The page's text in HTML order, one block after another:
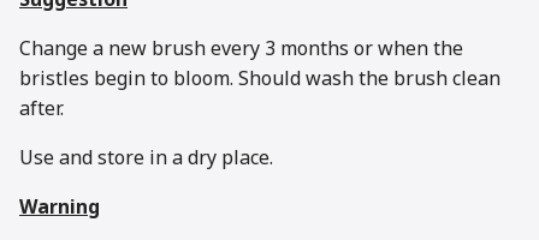
Change a new brush every 3 months or when the
bristles begin to bloom. Should wash the brush clean
after.
Use and store in a dry place.
Warning